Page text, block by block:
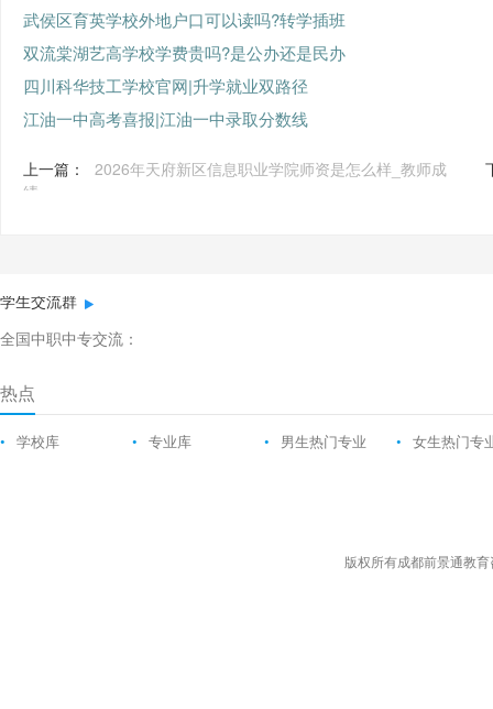
武侯区育英学校外地户口可以读吗?转学插班
双流棠湖艺高学校学费贵吗?是公办还是民办
四川科华技工学校官网|升学就业双路径
江油一中高考喜报|江油一中录取分数线
上一篇：
2026年天府新区信息职业学院师资是怎么样_教师成
绩
学生交流群
全国中职中专交流：
热点
• 学校库 • 专业库 • 男生热门专业 • 女生热门专
版权所有成都前景通教